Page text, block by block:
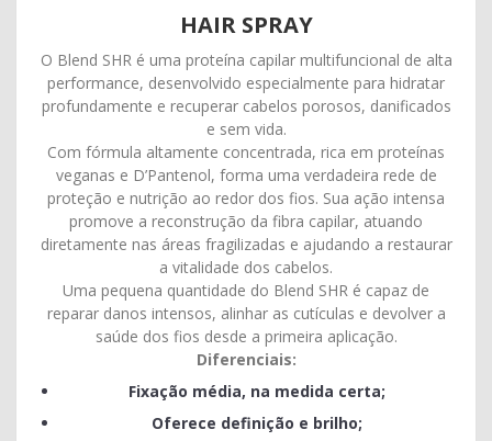
HAIR SPRAY
O Blend SHR é uma proteína capilar multifuncional de alta
performance, desenvolvido especialmente para hidratar
profundamente e recuperar cabelos porosos, danificados
e sem vida.
Com fórmula altamente concentrada, rica em proteínas
veganas e D’Pantenol, forma uma verdadeira rede de
proteção e nutrição ao redor dos fios. Sua ação intensa
promove a reconstrução da fibra capilar, atuando
diretamente nas áreas fragilizadas e ajudando a restaurar
a vitalidade dos cabelos.
Uma pequena quantidade do Blend SHR é capaz de
reparar danos intensos, alinhar as cutículas e devolver a
saúde dos fios desde a primeira aplicação.
Diferenciais:
Fixação média, na medida certa;
Oferece definição e brilho;